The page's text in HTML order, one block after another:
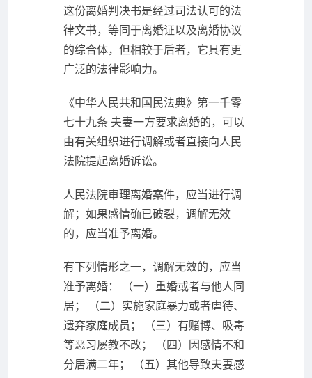
这份离婚判决书是经过司法认可的法
律文书，等同于离婚证以及离婚协议
的综合体，但相较于后者，它具有更
广泛的法律影响力。
《中华人民共和国民法典》第一千零
七十九条 夫妻一方要求离婚的，可以
由有关组织进行调解或者直接向人民
法院提起离婚诉讼。
人民法院审理离婚案件，应当进行调
解；如果感情确已破裂，调解无效
的，应当准予离婚。
有下列情形之一，调解无效的，应当
准予离婚： （一）重婚或者与他人同
居； （二）实施家庭暴力或者虐待、
遗弃家庭成员； （三）有赌博、吸毒
等恶习屡教不改； （四）因感情不和
分居满二年； （五）其他导致夫妻感